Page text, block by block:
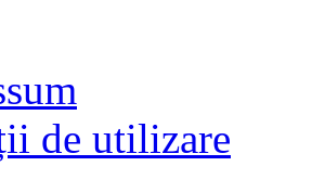
de utilizare